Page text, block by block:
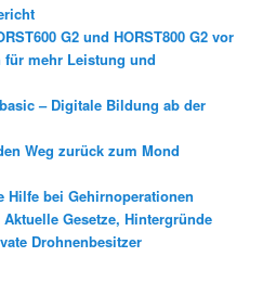
G2 und HORST800 G2 vor
für mehr Leistung und
– Digitale Bildung ab der
Weg zurück zum Mond
Hilfe bei Gehirnoperationen
Gesetze, Hintergründe
Drohnenbesitzer